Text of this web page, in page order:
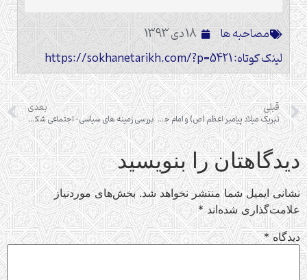
مصاحبه ها
18 دی 1393
لینک کوتاه: https://sokhanetarikh.com/?p=5421
قبلی
تبریک میلاد پیامبر اعظم (ص) و امام جعفر صادق (ع)
بعدی
بررسی زمینه های سیاسی- اجتماعی شکل گیری طالبان در پاکستان
دیدگاهتان را بنویسید
نشانی ایمیل شما منتشر نخواهد شد. بخش‌های موردنیاز
علامت‌گذاری شده‌اند*
دیدگاه*